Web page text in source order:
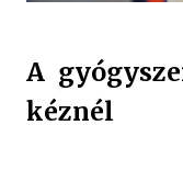
A
kéznél